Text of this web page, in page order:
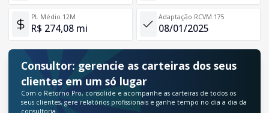
PL Médio 12M
R$ 274,08 mi
Adaptação RCVM 175
08/01/2025
Consultor: gerencie as carteiras dos seus
clientes em um só lugar
Com o Retorno Pro, consolide e acompanhe as carteiras de todos os
seus clientes, gere relatórios profissionais e ganhe tempo no dia a dia da
consultoria.